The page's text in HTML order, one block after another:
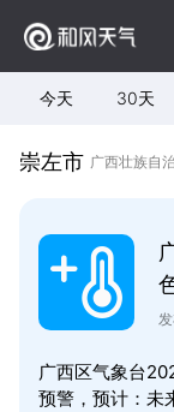
今天 30天
崇左市 广西壮族自
广西区气象台
预警，预计：未